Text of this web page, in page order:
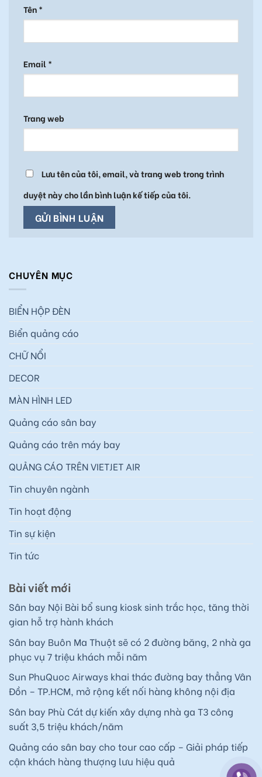
Tên*
Email *
Trang web
Lưu tên của tôi, email, và trang web trong trình
duyệt này cho lần bình luận kế tiếp của tôi.
CHUYÊN MỤC
BIỂN HỘP ĐÈN
Biển quảng cáo
CHỮ NỔI
DECOR
MÀN HÌNH LED
Quảng cáo sân bay
Quảng cáo trên máy bay
QUẢNG CÁO TRÊN VIETJET AIR
Tin chuyên ngành
Tin hoạt động
Tin sự kiện
Tin tức
Bài viết mới
Sân bay Nội Bài bổ sung kiosk sinh trắc học, tăng thời
gian hỗ trợ hành khách
Sân bay Buôn Ma Thuột sẽ có 2 đường băng, 2 nhà ga
phục vụ 7 triệu khách mỗi năm
Sun PhuQuoc Airways khai thác đường bay thẳng Vân
Đồn – TP.HCM, mở rộng kết nối hàng không nội địa
Sân bay Phù Cát dự kiến xây dựng nhà ga T3 công
suất 3,5 triệu khách/năm
Quảng cáo sân bay cho tour cao cấp – Giải pháp tiếp
cận khách hàng thượng lưu hiệu quả